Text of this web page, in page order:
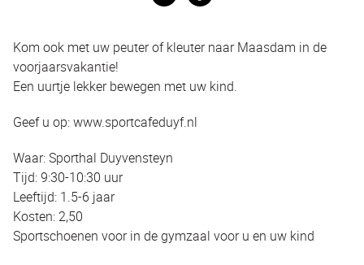
Kom ook met uw peuter of kleuter naar Maasdam in de
voorjaarsvakantie!
Een uurtje lekker bewegen met uw kind.
Geef u op: www.sportcafeduyf.nl
Waar: Sporthal Duyvensteyn
Tijd: 9:30-10:30 uur
Leeftijd: 1.5-6 jaar
Kosten: 2,50
Sportschoenen voor in de gymzaal voor u en uw kind